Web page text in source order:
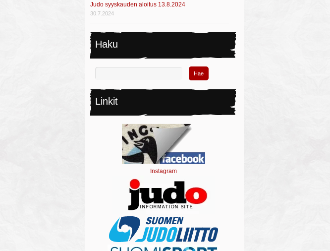
Judo syyskauden aloitus 13.8.2024
30.7.2024
Haku
Linkit
Instagram